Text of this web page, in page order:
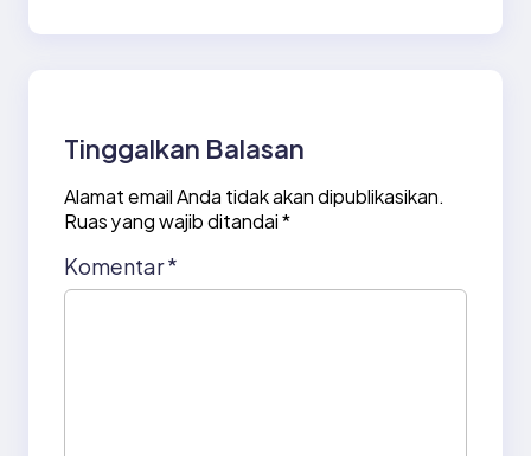
Tinggalkan Balasan
Alamat email Anda tidak akan dipublikasikan.
Ruas yang wajib ditandai*
Komentar*